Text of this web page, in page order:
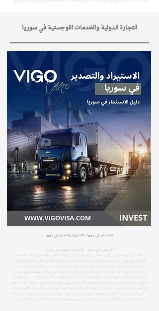
التجارة الدولية والخدمات اللوجستية في سوريا
الاستثمار في سوريا - الاستيراد والتصدير في سوريا
الاستثمار في سوريا - الاستيراد والتصدير في سوريا
الاستيراد والتصدير في سوريا يمثلان ركيزة أساسية في مرحلة التعافي الاقتصادي، بفضل الموقع
الاستراتيجي على البحر المتوسط وتطور البنية التحتية اللوجستية في الموانئ مثل اللاذقية وطرطوس.
تتيح الحكومة إجراءات جمركية متطورة، مع تقليل الرسوم الجمركية على عدد من السلع لتشجيع التجارة
الخارجية. تشمل أهم الصادرات النفط والغاز والفوسفات والمنتجات الزراعية والنسيجية، بينما تتركز
الواردات على الآلات، المواد الغذائية، والمنتجات الصناعية. يمكن للأجانب تأسيس شركات استيراد وتصدير
بسهولة، مع إمكانية فتح حسابات بنكية بالعملات الأجنبية وتسهيل تحويل الأرباح ضمن الضوابط المالية. تقدم
المناطق الاستثمارية مزايا إضافية مثل الإعفاءات الضريبية والدعم اللوجستي. من التحديات التي قد تواجه
المستثمرين: ضرورة الالتزام بالمعايير الجمركية المحلية وفهم اللوائح التنظيمية، لكن البيئة التجارية
المتنامية والدعم الحكومي المستمر يجعلان من سوريا وجهة مناسبة لنشاطات الاستيراد والتصدير.